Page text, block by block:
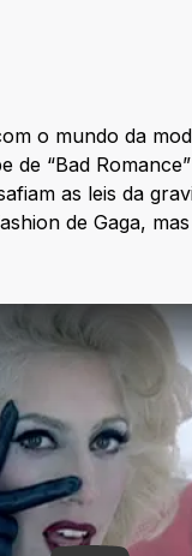
o mundo da
de “Bad
as leis da
de Gaga,